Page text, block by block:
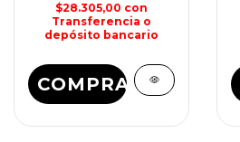
$28.305,00 con
Transferencia o
depósito bancario
COMPRAR